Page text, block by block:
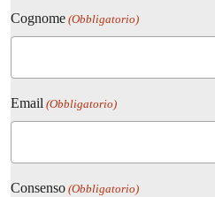
Cognome (Obbligatorio)
Email (Obbligatorio)
Consenso (Obbligatorio)